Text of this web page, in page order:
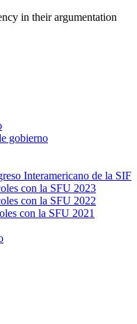
in their argumentation
gobierno
Interamericano de la SIF
con la SFU 2023
con la SFU 2022
con la SFU 2021